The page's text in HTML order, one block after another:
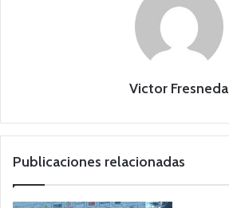
Victor Fresneda
Publicaciones relacionadas